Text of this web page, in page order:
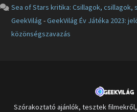
Sea of Stars kritika: Csillagok, csillagok,
GeekVilág -GeekVilág Év Játéka 2023:
közönségszavazás
Szórakoztató ajánlók, tesztek